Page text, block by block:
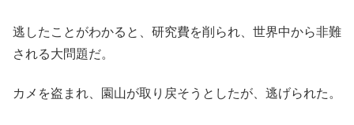
逃したことがわかると、研究費を削られ、世界中から非難
される大問題だ。
カメを盗まれ、園山が取り戻そうとしたが、逃げられた。